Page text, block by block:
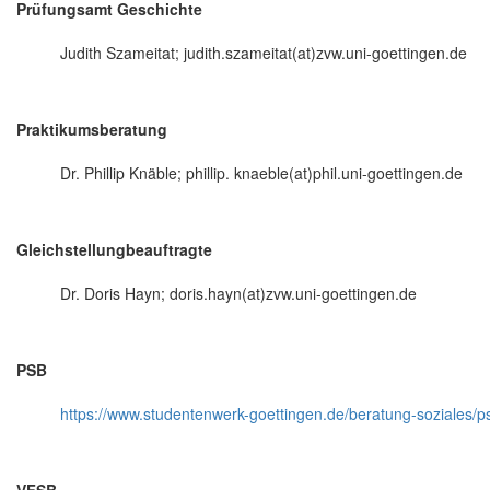
Prüfungsamt Geschichte
Judith Szameitat; judith.szameitat(at)zvw.uni-goettingen.de
Praktikumsberatung
Dr. Phillip Knäble; phillip. knaeble(at)phil.uni-goettingen.de
Gleichstellungbeauftragte
Dr. Doris Hayn; doris.hayn(at)zvw.uni-goettingen.de
PSB
https://www.studentenwerk-goettingen.de/beratung-soziales/